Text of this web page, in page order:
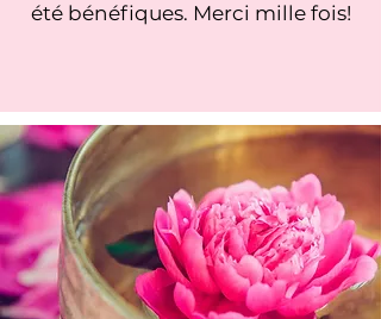
été bénéfiques. Merci mille fois!